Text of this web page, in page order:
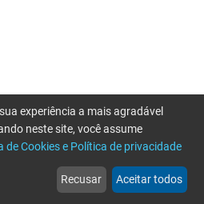
web
Notícias
more_horiz
Mais
experiência a mais agradável
neste site, você assume
de Cookies e Política de privacidade
Recusar Aceitar todos
favor tente novamente